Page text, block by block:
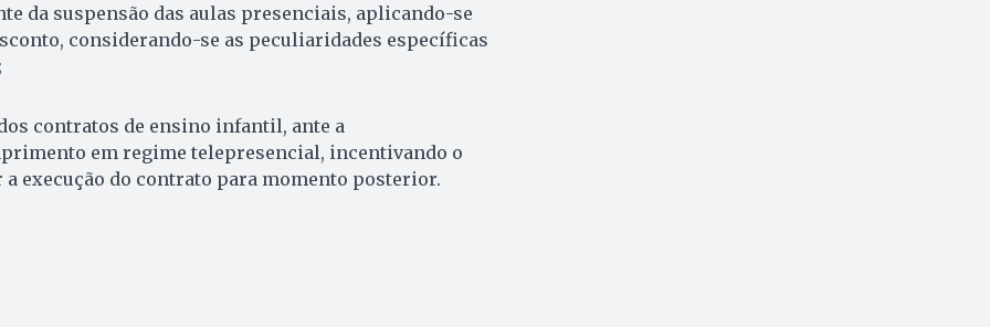
da suspensão das aulas presenciais, aplicando-se
considerando-se as peculiaridades específicas
contratos de ensino infantil, ante a
em regime telepresencial, incentivando o
execução do contrato para momento posterior.